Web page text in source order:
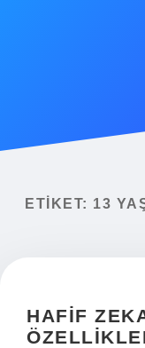
Yasal Uyarı
ETIKET: 13
HAFIF